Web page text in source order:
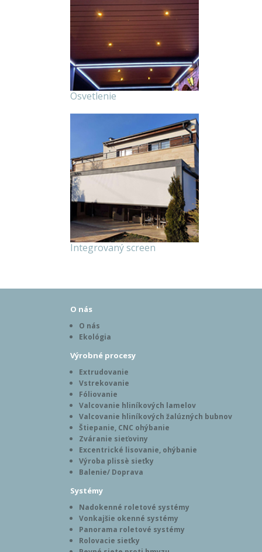
Osvetlenie
Integrovaný screen
O nás
O nás
Ekológia
Výrobné procesy
Extrudovanie
Vstrekovanie
Fóliovanie
Valcovanie hliníkových lamelov
Valcovanie hliníkových žalúzných bubnov
Štiepanie, CNC ohýbanie
Zváranie sieťoviny
Excentrické lisovanie, ohýbanie
Výroba plissè sieťky
Balenie/ Doprava
Systémy
Nadokenné roletové systémy
Vonkajšie okenné systémy
Panorama roletové systémy
Rolovacie sieťky